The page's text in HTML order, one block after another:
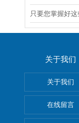
关于我们
关于我们
在线留言